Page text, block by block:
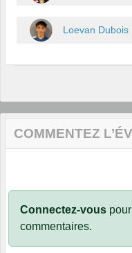
Loevan Dubois
COMMENTEZ
Connectez-vous
commentaires.